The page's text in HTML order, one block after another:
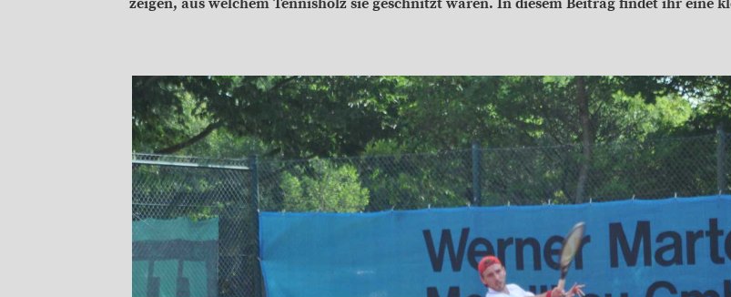
zeigen, aus welchem Tennisholz sie geschnitzt waren. In diesem Beitrag findet ihr eine